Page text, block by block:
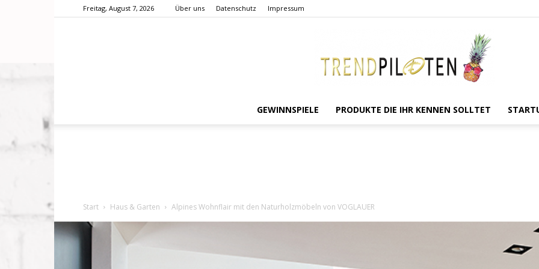
Freitag, August 7, 2026 Über uns Datenschutz Impressum
GEWINNSPIELE PRODUKTE DIE IHR KENNEN SOLLTET
Start Haus & Garten Alpines Wohnflair mit den Naturholzmöbeln von VOGLAUER